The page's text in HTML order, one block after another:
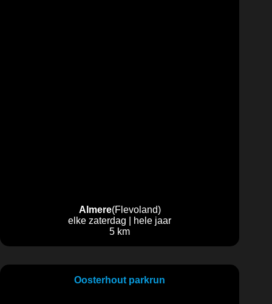
Almere(Flevoland)
elke zaterdag | hele jaar
5 km
Oosterhout parkrun